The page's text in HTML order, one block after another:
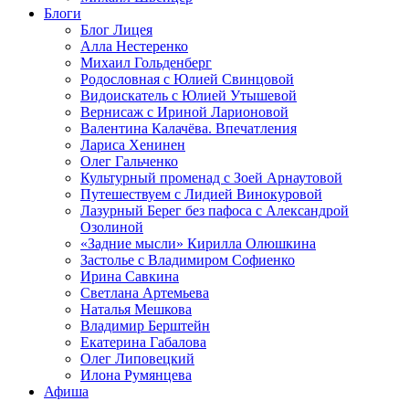
Блоги
Блог Лицея
Алла Нестеренко
Михаил Гольденберг
Родословная с Юлией Свинцовой
Видоискатель с Юлией Утышевой
Вернисаж с Ириной Ларионовой
Валентина Калачёва. Впечатления
Лариса Хенинен
Олег Гальченко
Культурный променад с Зоей Арнаутовой
Путешествуем с Лидией Винокуровой
Лазурный Берег без пафоса с Александрой
Озолиной
«Задние мысли» Кирилла Олюшкина
Застолье с Владимиром Софиенко
Ирина Савкина
Светлана Артемьева
Наталья Мешкова
Владимир Берштейн
Екатерина Габалова
Олег Липовецкий
Илона Румянцева
Афиша